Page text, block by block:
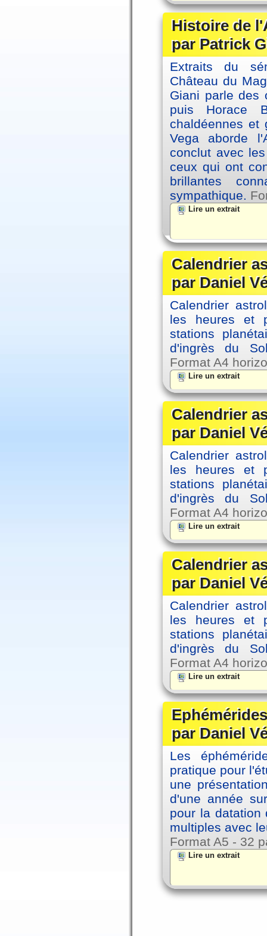
Histoire de
par Patrick
Extraits du
Château du
Giani parle des
puis Horace
chaldéennes et
Vega aborde
conclut avec
ceux qui ont
brillantes
sympathique.
Lire un extrait
Calendrier
par Daniel
Calendrier
les heures et
stations
d'ingrès du
Format A4
Lire un extrait
Calendrier
par Daniel
Calendrier
les heures et
stations
d'ingrès du
Format A4
Lire un extrait
Calendrier
par Daniel
Calendrier
les heures et
stations
d'ingrès du
Format A4
Lire un extrait
par Daniel
Les
pratique pour
une
d'une année
pour la datation
multiples avec
Format A5 - 32
Lire un extrait